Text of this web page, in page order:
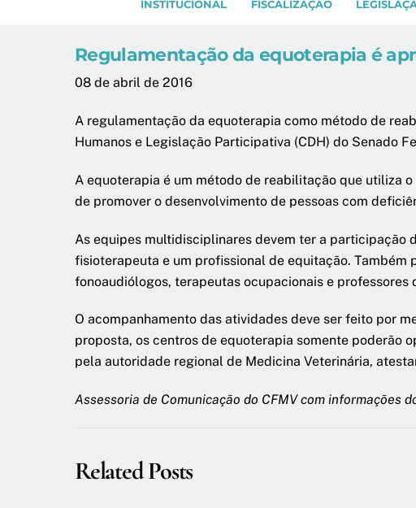
INSTITUCIONAL FISCALIZAÇÃO
Regulamentação da equoterapia é
08 de abril de 2016
A regulamentação da equoterapia como método de
Humanos e Legislação Participativa (CDH) do Senado
A equoterapia é um método de reabilitação que utiliza
de promover o desenvolvimento de pessoas com
As equipes multidisciplinares devem ter a participação
fisioterapeuta e um profissional de equitação.
fonoaudiólogos, terapeutas ocupacionais e
O acompanhamento das atividades deve ser feito por
proposta, os centros de equoterapia somente poderão
pela autoridade regional de Medicina Veterinária,
Assessoria de Comunicação do CFMV com informações
Related Posts